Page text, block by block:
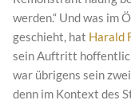
werden.“ Und was im
geschieht, hat Harald
sein Auftritt
war übrigens sein
denn im Kontext des